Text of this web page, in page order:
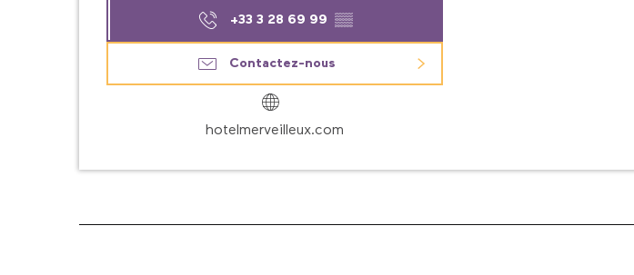
+33 3 28 69 99 ▒▒
Contactez-nous
hotelmerveilleux.com